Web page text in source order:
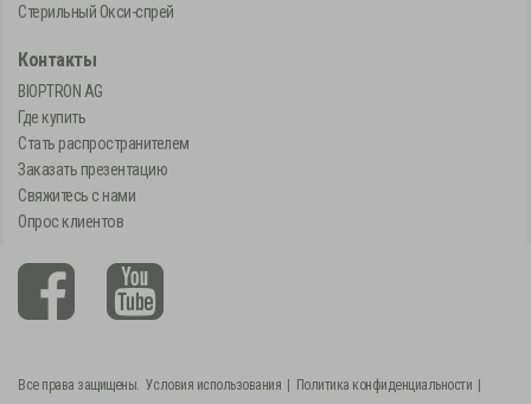
Стерильный Окси-спрей
Контакты
BIOPTRON AG
Где купить
Стать распространителем
Заказать презентацию
Свяжитесь с нами
Опрос клиентов
Все права защищены. Условия использования | Политика конфиденциальности |